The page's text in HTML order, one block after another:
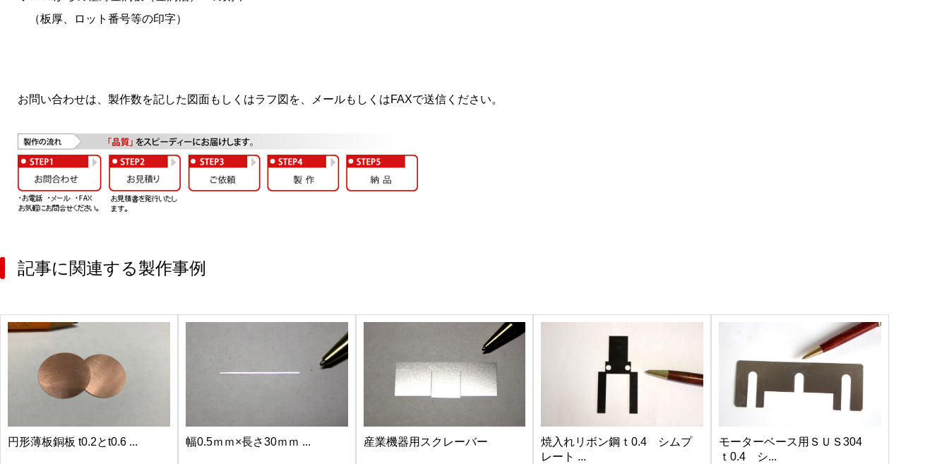
（板厚、ロット番号等の印字）
お問い合わせは、製作数を記した図面もしくはラフ図を、メールもしくはFAXで送信ください。
記事に関連する製作事例
円形薄板銅板 t0.2とt0.6 ... 幅0.5ｍｍ×長さ30ｍｍ ... 産業機器用スクレーバー
焼入れリボン鋼ｔ0.4 シムプ
レート ...
モーターベース用ＳＵＳ304
ｔ0.4 シ...